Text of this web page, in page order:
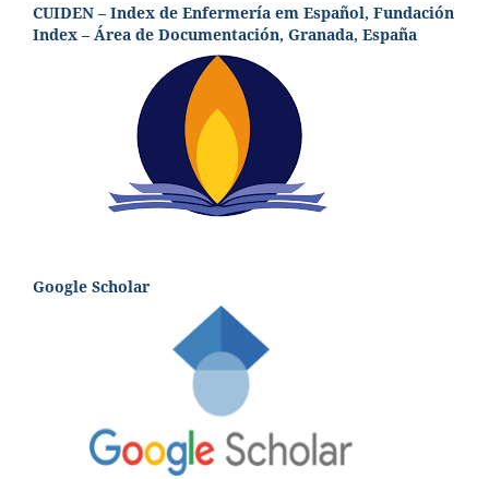
CUIDEN – Index de Enfermería em Español, Fundación
Index – Área de Documentación, Granada, España
Google Scholar